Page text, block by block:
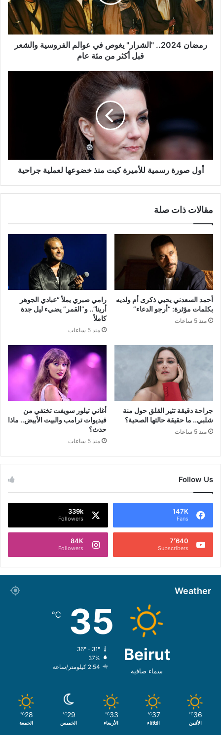
عوالم
الفروسية
والشعر
قبل
أكثر
رمضان 2024.. "الشرار" يغوص في عوالم الفروسية والشعر
قبل أكثر من مئة عام
خضوعها
جراحية
أول صورة رسمية للأميرة كيت منذ خضوعها لعملية جراحية
مقالات ذات صلة
أحمد السعدني يحيي ذكرى أم ولديه
بكلمات مؤثرة: “أرجو الدعاء”
منذ 5 ساعات
رامي صبري يملأ “عبادي الجوهر
أرينا”.. و”القمر” يضيء ليل جدة
كاملاً
منذ 5 ساعات
جراحة دقيقة تثير القلق حول منة
شلبي.. ما حقيقة حالتها الصحية؟
منذ 5 ساعات
أغاني تيلور سويفت تختفي من
فيديوات ترامب والبيت الأبيض.. ماذا
حدث؟
منذ 5 ساعات
Follow Us
147K
Fans
339k
Followers
7٬640
Subscribers
84K
Followers
Weather
Beirut
سماء صافية
35
℃
36º - 31º
37%
2.54 كيلومتر/ساعة
36
℃
الأثنين
37
℃
الثلاثاء
33
℃
الأربعاء
29
℃
الخميس
28
℃
الجمعة